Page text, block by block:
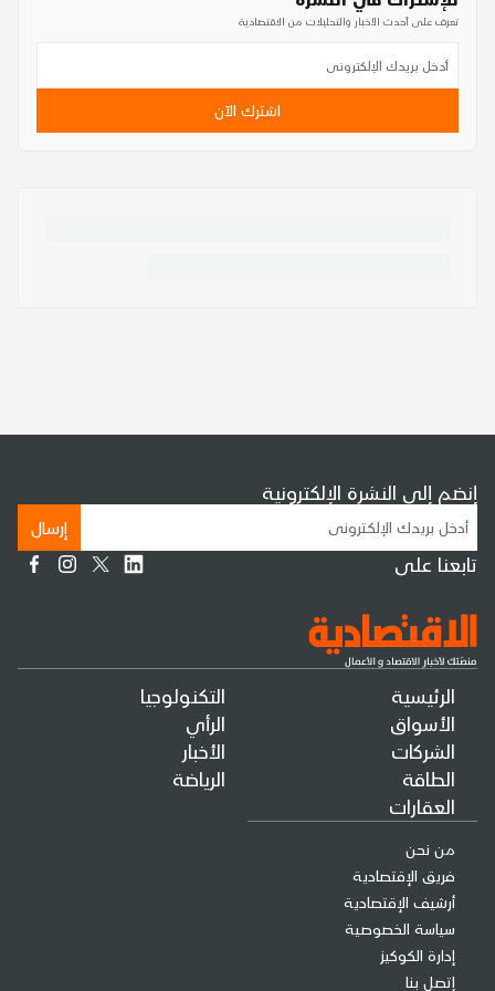
تعرف على أحدث الأخبار والتحليلات من الاقتصادية
اشترك الآن
الرئيسية
الأسواق
الشركات
الطاقة
العقارات
التكنولوجيا
الرأي
الأخبار
الرياضة
من نحن
فريق الإقتصادية
أرشيف الإقتصادية
سياسة الخصوصية
إدارة الكوكيز
إتصل بنا
إنضم إلى النشرة الإلكترونية
إرسال
تابعنا على